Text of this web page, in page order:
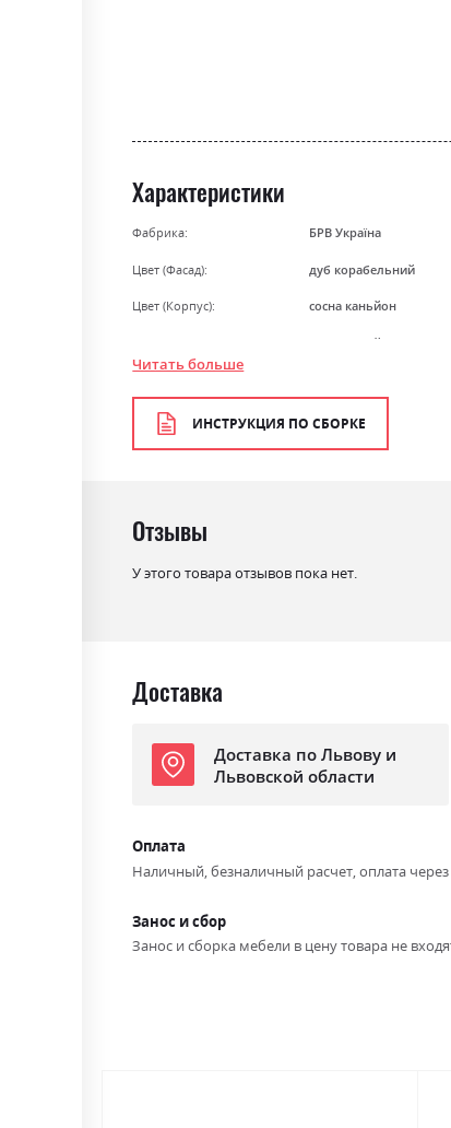
gallery
Характеристики
Фабрика: БРВ Україна
Цвет (Фасад): дуб корабельний
Цвет (Корпус): сосна каньйон
сосна каньйон/дуб
Материал ламінована ДСП
Читать больше
ИНСТРУКЦИЯ ПО СБОРКЕ
Отзывы
У этого товара отзывов пока нет.
Доставка
Доставка по Львову и
Львовской области
Оплата
Наличный, безналичный расчет, оплата
Занос и сбор
Занос и сборка мебели в цену товара не